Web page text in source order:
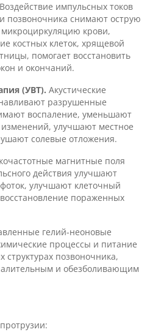
Воздействие импульсных токов
позвоночника снимают острую
микроциркуляцию крови,
костных клеток, хрящевой
помогает восстановить
и окончаний.
(УВТ). Акустические
разрушенные
воспаление, уменьшают
улучшают местное
солевые отложения.
магнитные поля
действия улучшают
улучшают клеточный
пораженных
гелий-неоновые
процессы и питание
позвоночника,
и обезболивающим
протрузии: